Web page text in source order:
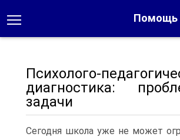
Помощь
Психолого-
диагностика:
задачи
Сегодня школа уже не может